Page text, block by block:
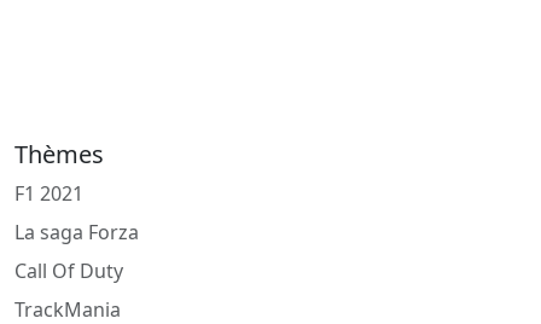
Thèmes
F1 2021
La saga Forza
Call Of Duty
TrackMania